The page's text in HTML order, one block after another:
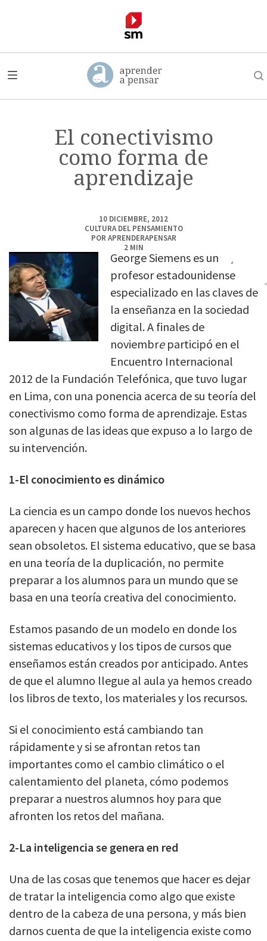
El conectivismo
como forma de
aprendizaje
10 DICIEMBRE, 2012
CULTURA DEL PENSAMIENTO
POR APRENDERAPENSAR
2 MIN
George Siemens es un
profesor estadounidense
especializado en las claves de
la enseñanza en la sociedad
digital. A finales de
noviembre participó en el
Encuentro Internacional
2012 de la Fundación Telefónica, que tuvo lugar
en Lima, con una ponencia acerca de su teoría del
conectivismo como forma de aprendizaje. Estas
son algunas de las ideas que expuso a lo largo de
su intervención.
1-El conocimiento es dinámico
La ciencia es un campo donde los nuevos hechos
aparecen y hacen que algunos de los anteriores
sean obsoletos. El sistema educativo, que se basa
en una teoría de la duplicación, no permite
preparar a los alumnos para un mundo que se
basa en una teoría creativa del conocimiento.
Estamos pasando de un modelo en donde los
sistemas educativos y los tipos de cursos que
enseñamos están creados por anticipado. Antes
de que el alumno llegue al aula ya hemos creado
los libros de texto, los materiales y los recursos.
Si el conocimiento está cambiando tan
rápidamente y si se afrontan retos tan
importantes como el cambio climático o el
calentamiento del planeta, cómo podemos
preparar a nuestros alumnos hoy para que
afronten los retos del mañana.
2-La inteligencia se genera en red
Una de las cosas que tenemos que hacer es dejar
de tratar la inteligencia como algo que existe
dentro de la cabeza de una persona, y más bien
darnos cuenta de que la inteligencia existe como